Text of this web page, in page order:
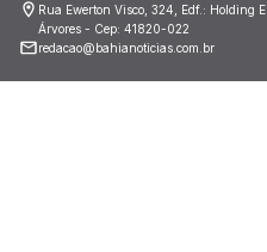
Rua Ewerton Visco, 324, Edf.: Holding
Árvores - Cep: 41820-022
redacao@bahianoticias.com.br